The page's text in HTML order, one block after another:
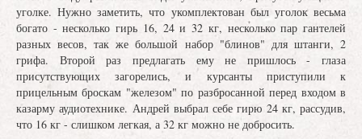
уголке. Нужно заметить, что укомплектован был уголок весьма
богато - несколько гирь 16, 24 и 32 кг, несколько пар гантелей
разных весов, так же большой набор "блинов" для штанги, 2
грифа. Второй раз предлагать ему не пришлось - глаза
присутствующих загорелись, и курсанты приступили к
прицельным броскам "железом" по разбросанной перед входом в
казарму аудиотехнике. Андрей выбрал себе гирю 24 кг, рассудив,
что 16 кг - слишком легкая, а 32 кг можно не добросить.